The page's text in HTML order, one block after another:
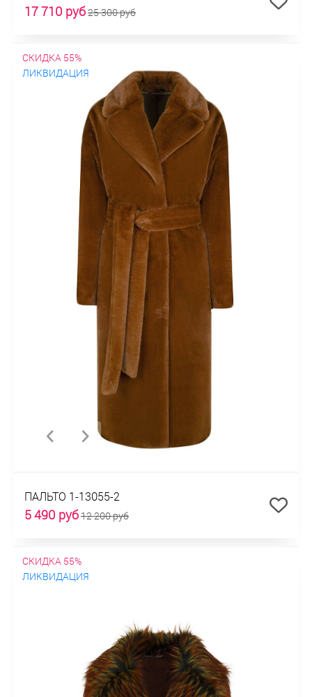
17 710 руб25 300 руб
СКИДКА 55%
ЛИКВИДАЦИЯ
ПАЛЬТО 1-13055-2
5 490 руб12 200 руб
СКИДКА 55%
ЛИКВИДАЦИЯ